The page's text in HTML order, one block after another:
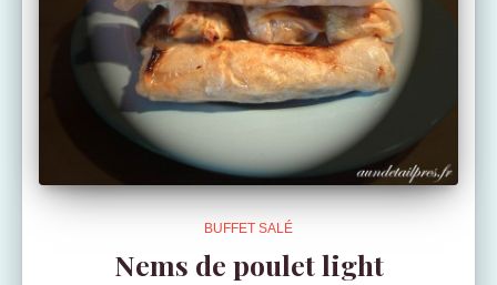
BUFFET SALÉ
Nems de poulet light